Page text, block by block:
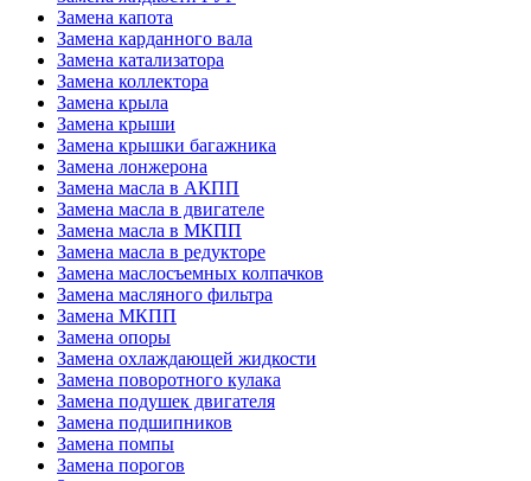
Замена капота
Замена карданного вала
Замена катализатора
Замена коллектора
Замена крыла
Замена крыши
Замена крышки багажника
Замена лонжерона
Замена масла в АКПП
Замена масла в двигателе
Замена масла в МКПП
Замена масла в редукторе
Замена маслосъемных колпачков
Замена масляного фильтра
Замена МКПП
Замена опоры
Замена охлаждающей жидкости
Замена поворотного кулака
Замена подушек двигателя
Замена подшипников
Замена помпы
Замена порогов